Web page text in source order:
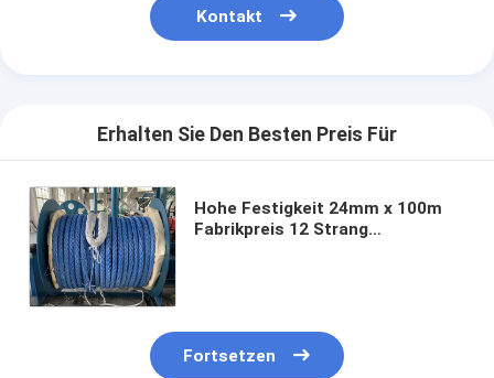
Kontakt
Erhalten Sie Den Besten Preis Für
Hohe Festigkeit 24mm x 100m
Fabrikpreis 12 Strang
Fortsetzen